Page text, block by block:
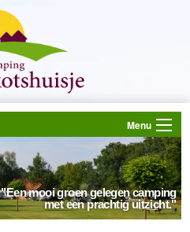
Menu
"Een mooi groen gelegen camping
met een prachtig uitzicht."